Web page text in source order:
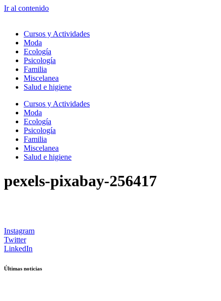
Ir al contenido
Cursos y Actividades
Moda
Ecología
Psicología
Familia
Miscelanea
Salud e higiene
Cursos y Actividades
Moda
Ecología
Psicología
Familia
Miscelanea
Salud e higiene
pexels-pixabay-256417
Instagram
Twitter
LinkedIn
Últimas noticias